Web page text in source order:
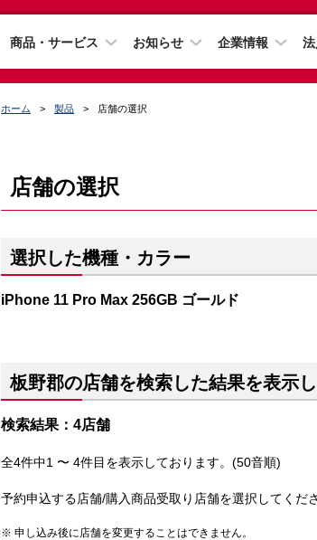
商品・サービス お知らせ 企業情報
ホーム 製品 店舗の選択
店舗の選択
選択した機種・カラー
iPhone 11 Pro Max 256GB ゴールド
板野郡の店舗を検索した結果を表示
検索結果：4店舗
全4件中1 〜 4件目を表示しております。(50音順)
予約申込する店舗/購入商品受取り店舗を選択してくださ
申し込み後に店舗を変更することはできません。